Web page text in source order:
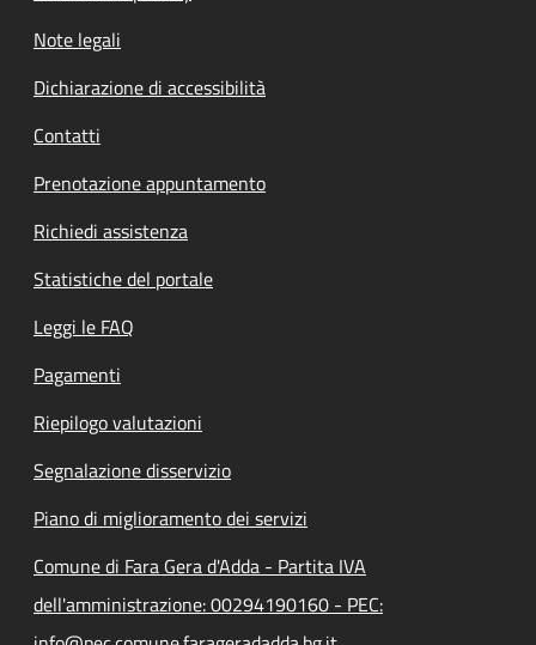
Note legali
Dichiarazione di accessibilità
Contatti
Prenotazione appuntamento
Richiedi assistenza
Statistiche del portale
Leggi le FAQ
Pagamenti
Riepilogo valutazioni
Segnalazione disservizio
Piano di miglioramento dei servizi
Comune di Fara Gera d'Adda - Partita IVA
dell'amministrazione: 00294190160 - PEC: